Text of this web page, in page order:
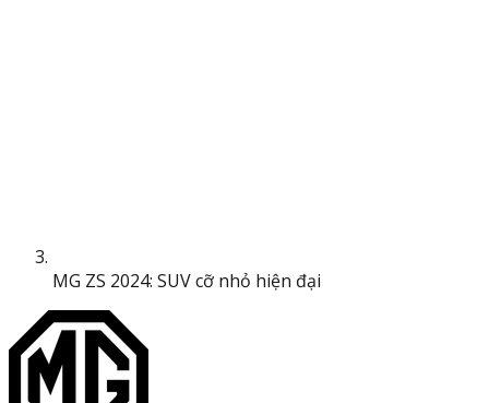
MG ZS 2024: SUV cỡ nhỏ hiện đại